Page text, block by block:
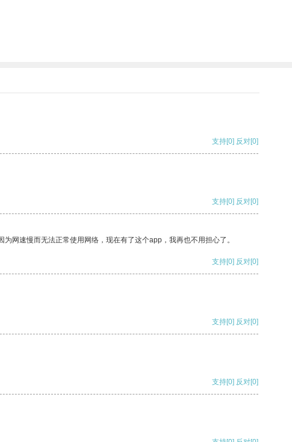
支持[0] 反对[0]
支持[0] 反对[0]
网速慢而无法正常使用网络，现在有了这个app，我再也不用担心了。
支持[0] 反对[0]
支持[0] 反对[0]
支持[0] 反对[0]